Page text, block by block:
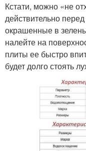
Кстати, можно «не
действительно
окрашенные в
налейте на
плиты ее быстро
будет долго стоять